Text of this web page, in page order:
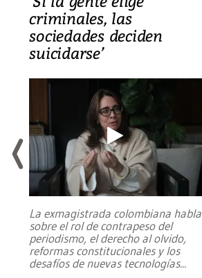
criminales, las
sociedades deciden
suicidarse’
La exmagistrada colombiana habla
sobre el rol de contrapeso del
periodismo, el derecho al olvido,
reformas constitucionales y los
desafíos de nuevas tecnologías...